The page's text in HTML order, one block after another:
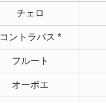
チェロ
コントラバス *
フルート
オーボエ